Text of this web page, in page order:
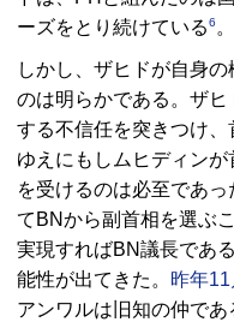
ーズをとり続けている6 。
しかし、ザヒドが自身
のは明らかである。ザ
する不信任を突きつけ、
ゆえにもしムヒディン
を受けるのは必至であっ
て BNから副首相を選ぶ
実現すればBN議長であ
能性が出てきた。 昨年
アンワルは旧知の仲で